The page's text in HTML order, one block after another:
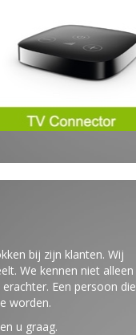
bij zijn klanten. Wij
We kennen niet alleen
Een persoon die
worden.
u graag.